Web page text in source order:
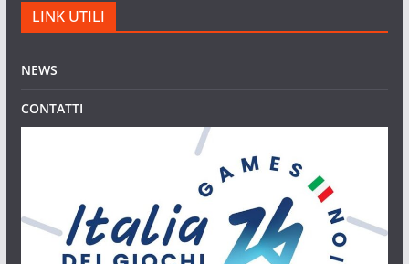
LINK UTILI
NEWS
CONTATTI